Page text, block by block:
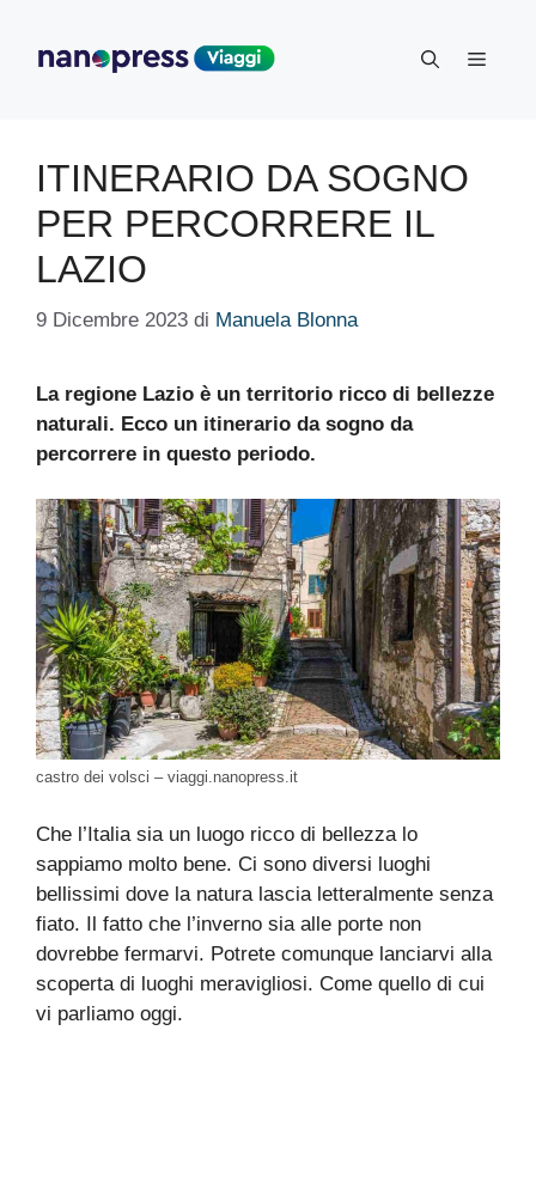
contenuto
Menu
ITINERARIO DA SOGNO
PER PERCORRERE IL
LAZIO
9 Dicembre 2023 di Manuela Blonna
La regione Lazio è un territorio ricco di bellezze
naturali. Ecco un itinerario da sogno da
percorrere in questo periodo.
castro dei volsci – viaggi.nanopress.it
Che l’Italia sia un luogo ricco di bellezza lo
sappiamo molto bene. Ci sono diversi luoghi
bellissimi dove la natura lascia letteralmente senza
fiato. Il fatto che l’inverno sia alle porte non
dovrebbe fermarvi. Potrete comunque lanciarvi alla
scoperta di luoghi meravigliosi. Come quello di cui
vi parliamo oggi.